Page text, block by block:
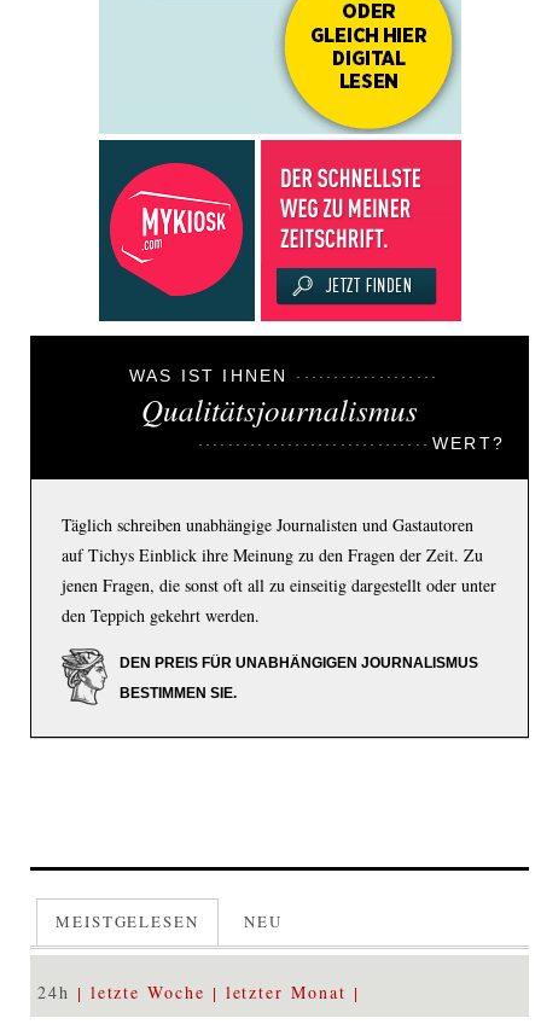
WAS IST IHNEN
Qualitätsjournalismus
WERT?
Täglich schreiben unabhängige Journalisten und Gastautoren
auf Tichys Einblick ihre Meinung zu den Fragen der Zeit. Zu
jenen Fragen, die sonst oft all zu einseitig dargestellt oder unter
den Teppich gekehrt werden.
DEN PREIS FÜR UNABHÄNGIGEN JOURNALISMUS
BESTIMMEN SIE.
MEISTGELESEN NEU
24h letzte Woche letzter Monat